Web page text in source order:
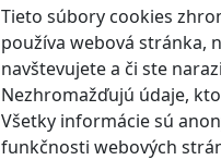
Tieto súbory cookies
používa webová stránka,
navštevujete a či ste
Nezhromažďujú údaje,
Všetky informácie sú
funkčnosti webových